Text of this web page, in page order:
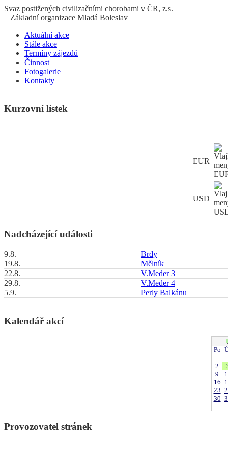
Svaz postižených civilizačními chorobami v ČR, z.s.
Základní organizace Mladá Boleslav
Aktuální akce
Stále akce
Termíny zájezdů
Činnost
Fotogalerie
Kontakty
Kurzovní lístek
EUR
USD
Nadcházející události
9.8.
Brdy
19.8.
Mělník
22.8.
V.Meder 3
29.8.
V.Meder 4
5.9.
Perly Balkánu
Kalendář akcí
Po
2
9
16
23
30
Provozovatel stránek